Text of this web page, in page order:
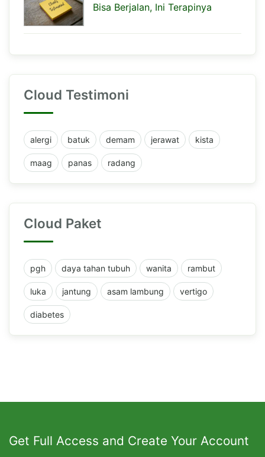
Bisa Berjalan, Ini Terapinya
Cloud Testimoni
alergi batuk demam jerawat kista
maag panas radang
Cloud Paket
pgh daya tahan tubuh wanita rambut
luka jantung asam lambung vertigo
diabetes
Get Full Access and Create Your Account